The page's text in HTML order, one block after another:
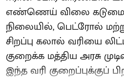
எண்ணெய் விலை
நிலையில், பெட்ரோல்
சிறப்பு கலால் வரியை
குறைக்க மத்திய அரசு
இந்த வரி குறைப்புக்குப்